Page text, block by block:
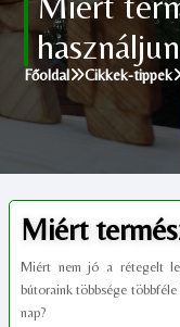
Galéria
Megvásárolható
Cikkek, tippek
Főoldal Cikkek-tippek
Miért
Miért nem jó a rétegelt
bútoraink többsége
nap?